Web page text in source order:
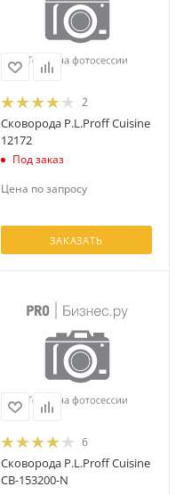
2
Сковорода P.L.Proff Cuisine
12172
Под заказ
Цена по запросу
ЗАКАЗАТЬ
6
Сковорода P.L.Proff Cuisine
CB-153200-N